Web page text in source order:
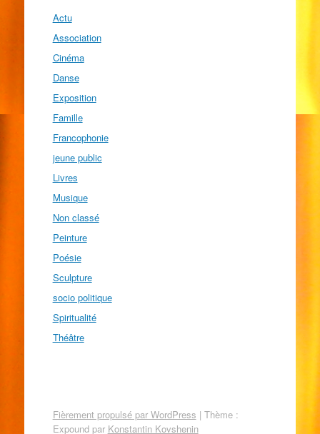
Actu
Association
Cinéma
Danse
Exposition
Famille
Francophonie
jeune public
Livres
Musique
Non classé
Peinture
Poésie
Sculpture
socio politique
Spiritualité
Théâtre
Fièrement propulsé par WordPress | Thème :
Expound par Konstantin Kovshenin